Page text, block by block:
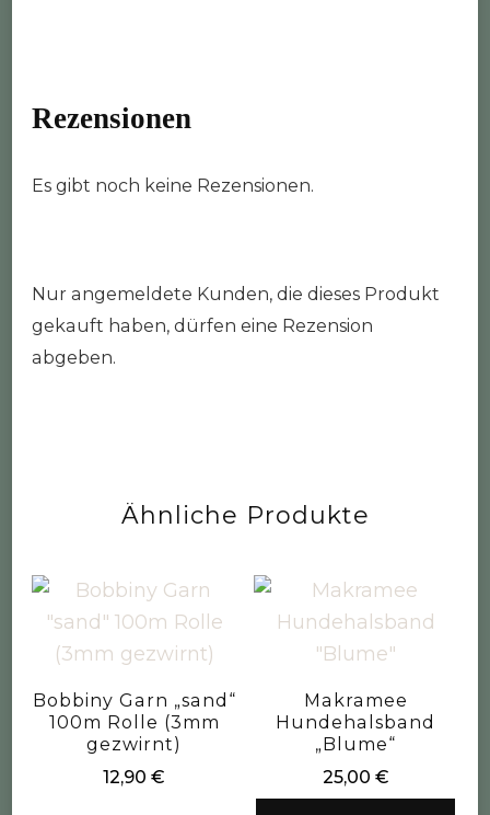
Rezensionen
Es gibt noch keine Rezensionen.
Nur angemeldete Kunden, die dieses Produkt
gekauft haben, dürfen eine Rezension
abgeben.
Ähnliche Produkte
Bobbiny Garn „sand“
100m Rolle (3mm
gezwirnt)
12,90€
Makramee
Hundehalsband
„Blume“
25,00 €